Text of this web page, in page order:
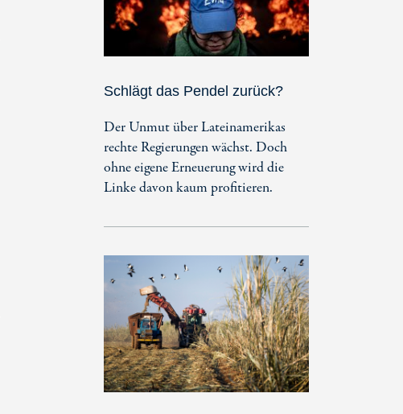
Schlägt das Pendel zurück?
Der Unmut über Lateinamerikas
rechte Regierungen wächst. Doch
ohne eigene Erneuerung wird die
Linke davon kaum profitieren.